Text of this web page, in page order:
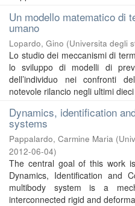
Un modello matematico di
umano
Lopardo, Gino (Universita degli
Lo studio dei meccanismi di
lo sviluppo di modelli di
dell’individuo nei confronti
notevole rilancio negli ultimi
Dynamics, identification
systems
Pappalardo, Carmine Maria (
2012-06-04)
The central goal of this work
Dynamics, Identification and
multibody system is a
interconnected rigid and